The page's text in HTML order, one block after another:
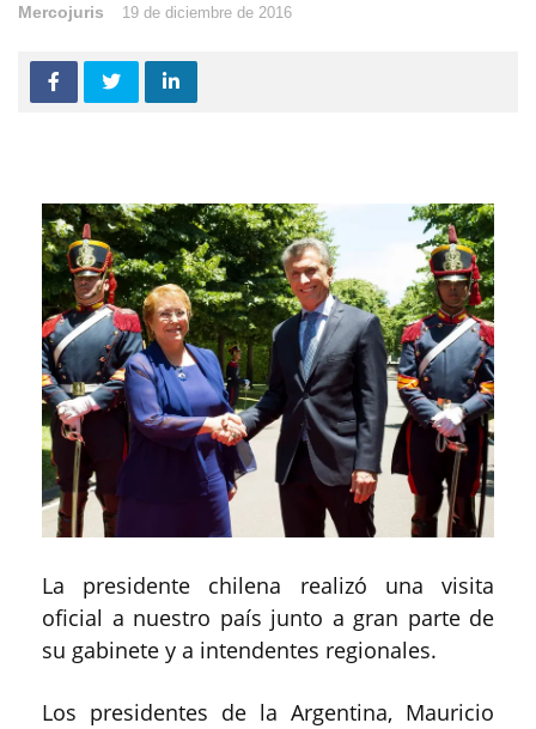
Mercojuris 19 de diciembre de 2016
La presidente chilena realizó una visita
oficial a nuestro país junto a gran parte de
su gabinete y a intendentes regionales.
Los presidentes de la Argentina, Mauricio